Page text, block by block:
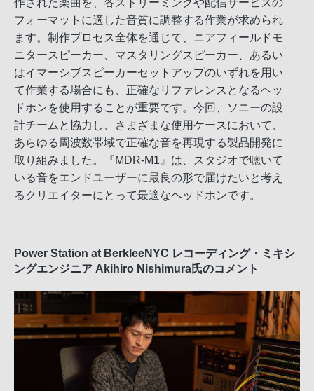
作された楽曲を、各ストリーミングや配信サービスの
フォーマットに適した音質に調整する作業が求められ
ます。制作プロセス全体を通じて、ニアフィールドモ
ニタースピーカー、マスタリングスピーカー、あるい
はイマーシブスピーカーセットアップのいずれを用い
て作業する場合にも、正確なリファレンスとなるヘッ
ドホンを使用することが重要です。今回、ソニーの設
計チームと協力し、さまざまな使用ケースにおいて、
あらゆる周波数帯域で正確な音を再現する製品開発に
取り組みました。『MDR-M1』は、スタジオで聴いて
いる音をエンドユーザーに最良の形で届けたいと考え
るクリエイターにとって最適なヘッドホンです。
Power Station at BerkleeNYC レコーディング・ミキシ
ングエンジニア Akihiro Nishimura氏のコメント